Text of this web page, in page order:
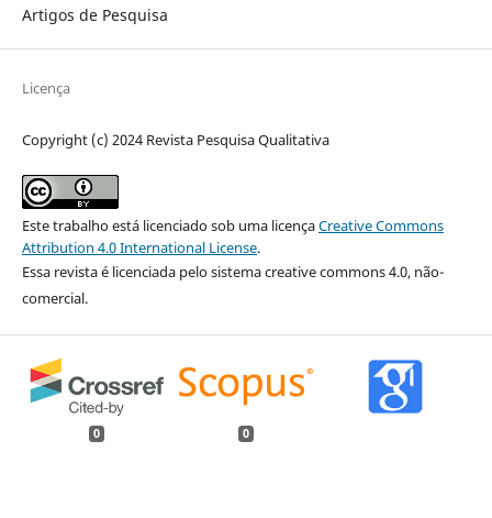
Artigos de Pesquisa
Licença
Copyright (c) 2024 Revista Pesquisa Qualitativa
Este trabalho está licenciado sob uma licençaCreative Commons
Attribution 4.0 International License.
Essa revista é licenciada pelo sistema creative commons 4.0, não-
comercial.
0 0